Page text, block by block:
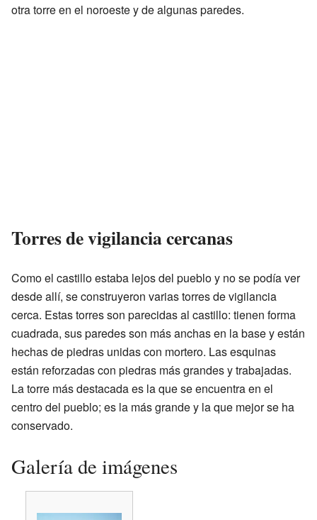
otra torre en el noroeste y de algunas paredes.
Torres de vigilancia cercanas
Como el castillo estaba lejos del pueblo y no se podía ver
desde allí, se construyeron varias torres de vigilancia
cerca. Estas torres son parecidas al castillo: tienen forma
cuadrada, sus paredes son más anchas en la base y están
hechas de piedras unidas con mortero. Las esquinas
están reforzadas con piedras más grandes y trabajadas.
La torre más destacada es la que se encuentra en el
centro del pueblo; es la más grande y la que mejor se ha
conservado.
Galería de imágenes